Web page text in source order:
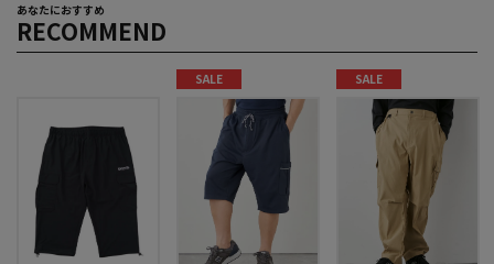
あなたにおすすめ
RECOMMEND
SALE SALE